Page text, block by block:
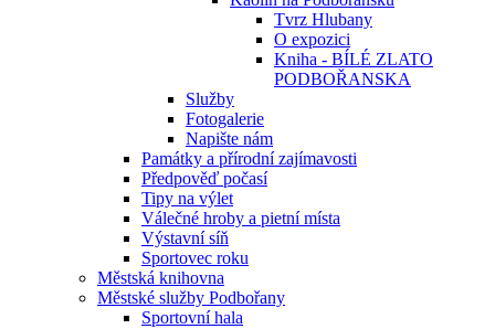
Tvrz Hlubany
O expozici
Kniha - BÍLÉ ZLATO
PODBOŘANSKA
Služby
Fotogalerie
Napište nám
Památky a přírodní zajímavosti
Předpověď počasí
Tipy na výlet
Válečné hroby a pietní místa
Výstavní síň
Sportovec roku
Městská knihovna
Městské služby Podbořany
Sportovní hala